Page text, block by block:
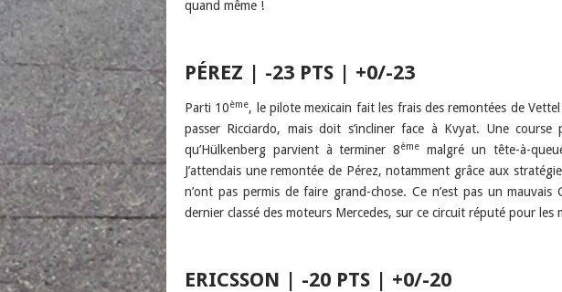
quand même !
PÉREZ | -23 PTS | +0/-23
Parti 10ème, le pilote mexicain fait les frais des remontées de
passer Ricciardo, mais doit s’incliner face à Kvyat. Une course
qu’Hülkenberg parvient à terminer 8ème
malgré un tête-à-
J’attendais une remontée de Pérez, notamment grâce aux
n’ont pas permis de faire grand-chose. Ce n’est pas un mauvais
dernier classé des moteurs Mercedes, sur ce circuit réputé pour les
ERICSSON | -20 PTS | +0/-20